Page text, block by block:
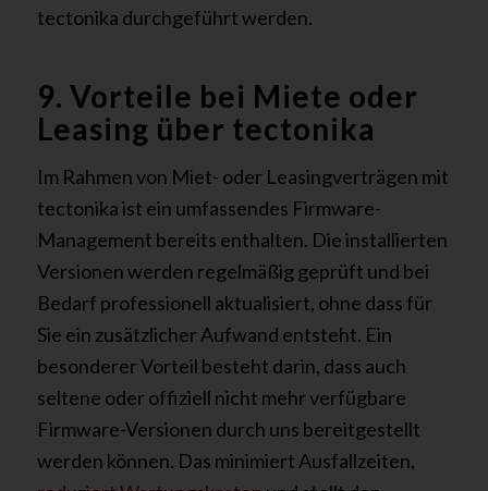
tectonika durchgeführt werden.
9. Vorteile bei Miete oder
Leasing über tectonika
Im Rahmen von Miet- oder Leasingverträgen mit
tectonika ist ein umfassendes Firmware-
Management bereits enthalten. Die installierten
Versionen werden regelmäßig geprüft und bei
Bedarf professionell aktualisiert, ohne dass für
Sie ein zusätzlicher Aufwand entsteht. Ein
besonderer Vorteil besteht darin, dass auch
seltene oder offiziell nicht mehr verfügbare
Firmware-Versionen durch uns bereitgestellt
werden können. Das minimiert Ausfallzeiten,